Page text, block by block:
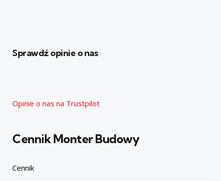
Sprawdź opinie o nas
Opinie o nas na Trustpilot
Cennik Monter Budowy
Cennik